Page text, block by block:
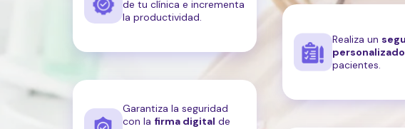
de tu clínica e incrementa
la productividad.
Realiza un
personalizado
pacientes.
Garantiza la seguridad
con la firma digital de